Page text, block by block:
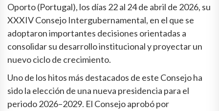
Oporto (Portugal), los días 22 al 24 de abril de 2026, su
XXXIV Consejo Intergubernamental, en el que se
adoptaron importantes decisiones orientadas a
consolidar su desarrollo institucional y proyectar un
nuevo ciclo de crecimiento.
Uno de los hitos más destacados de este Consejo ha
sido la elección de una nueva presidencia para el
periodo 2026–2029. El Consejo aprobó por